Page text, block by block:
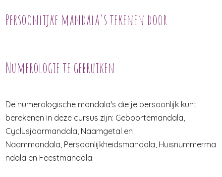
Persoonlijke mandala's tekenen door
Numerologie te gebruiken
De numerologische mandala's die je persoonlijk kunt
berekenen in deze cursus zijn: Geboortemandala,
Cyclusjaarmandala, Naamgetal en
Naammandala, Persoonlijkheidsmandala, Huisnummerma
ndala en Feestmandala.